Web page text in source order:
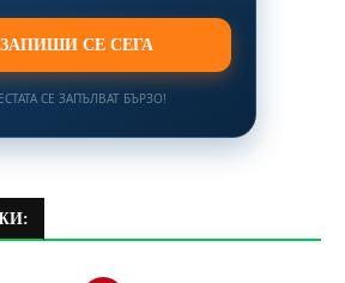
ЗАПИШИ СЕ СЕГА
СЕ ЗАПЪЛВАТ БЪРЗО!